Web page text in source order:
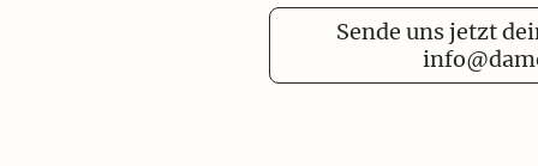
Sende uns jetzt